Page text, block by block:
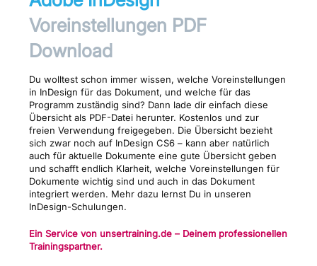
Voreinstellungen PDF
Download
Du wolltest schon immer wissen, welche Voreinstellungen
in InDesign für das Dokument, und welche für das
Programm zuständig sind? Dann lade dir einfach diese
Übersicht als PDF-Datei herunter. Kostenlos und zur
freien Verwendung freigegeben. Die Übersicht bezieht
sich zwar noch auf InDesign CS6 – kann aber natürlich
auch für aktuelle Dokumente eine gute Übersicht geben
und schafft endlich Klarheit, welche Voreinstellungen für
Dokumente wichtig sind und auch in das Dokument
integriert werden. Mehr dazu lernst Du in unseren
InDesign-Schulungen.
Ein Service von unsertraining.de – Deinem professionellen
Trainingspartner.